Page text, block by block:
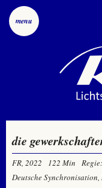
menu
die
FR, 2022 122 Min
Deutsche